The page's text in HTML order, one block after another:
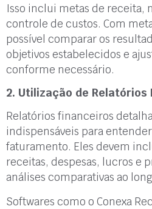
Isso inclui metas de receita,
controle de custos. Com
possível comparar os
objetivos estabelecidos e
conforme necessário.
2. Utilização de Relatórios
Relatórios financeiros
indispensáveis para
faturamento. Eles devem
receitas, despesas, lucros e
análises comparativas ao
Softwares como o Conexa